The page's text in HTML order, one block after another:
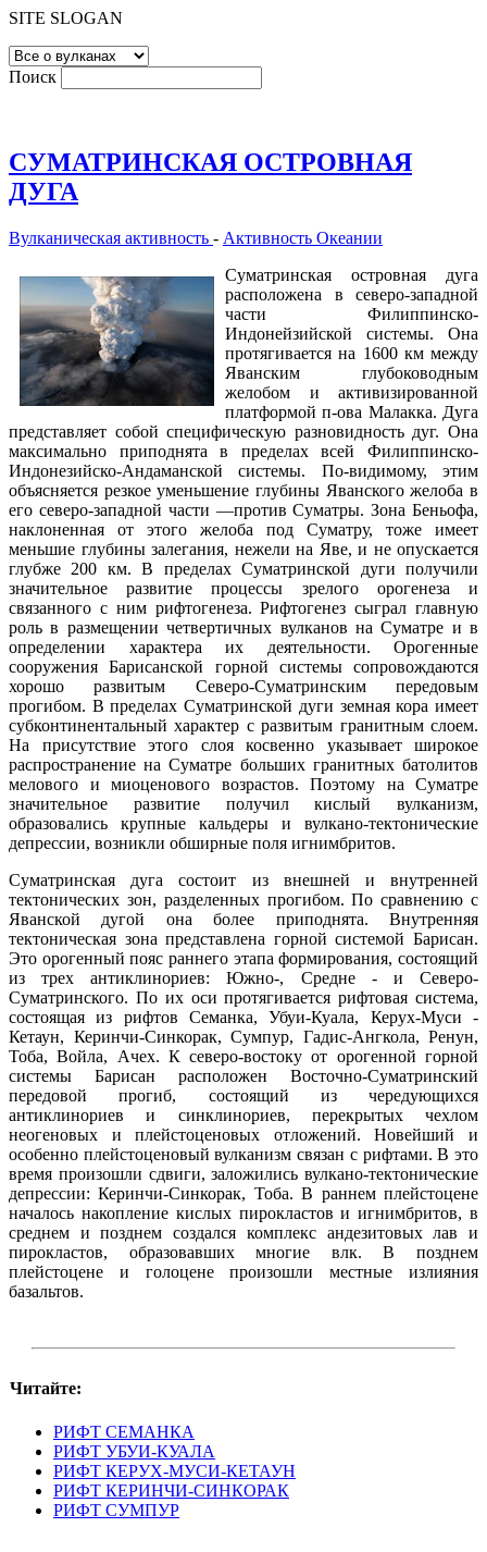
SITE SLOGAN
Поиск
СУМАТРИНСКАЯ ОСТРОВНАЯ
ДУГА
Вулканическая активность - Активность Океании
Суматринская островная дуга
расположена в северо-западной
части Филиппинско-
Индонейзийской системы. Она
протягивается на 1600 км между
Яванским глубоководным
желобом и активизированной
платформой п-ова Малакка. Дуга
представляет собой специфическую разновидность дуг. Она
максимально приподнята в пределах всей Филиппинско-
Индонезийско-Андаманской системы. По-видимому, этим
объясняется резкое уменьшение глубины Яванского желоба в
его северо-западной части —против Суматры. Зона Беньофа,
наклоненная от этого желоба под Суматру, тоже имеет
меньшие глубины залегания, нежели на Яве, и не опускается
глубже 200 км. В пределах Суматринской дуги получили
значительное развитие процессы зрелого орогенеза и
связанного с ним рифтогенеза. Рифтогенез сыграл главную
роль в размещении четвертичных вулканов на Суматре и в
определении характера их деятельности. Орогенные
сооружения Барисанской горной системы сопровождаются
хорошо развитым Северо-Суматринским передовым
прогибом. В пределах Суматринской дуги земная кора имеет
субконтинентальный характер с развитым гранитным слоем.
На присутствие этого слоя косвенно указывает широкое
распространение на Суматре больших гранитных батолитов
мелового и миоценового возрастов. Поэтому на Суматре
значительное развитие получил кислый вулканизм,
образовались крупные кальдеры и вулкано-тектонические
депрессии, возникли обширные поля игнимбритов.
Суматринская дуга состоит из внешней и внутренней
тектонических зон, разделенных прогибом. По сравнению с
Яванской дугой она более приподнята. Внутренняя
тектоническая зона представлена горной системой Барисан.
Это орогенный пояс раннего этапа формирования, состоящий
из трех антиклинориев: Южно-, Средне - и Северо-
Суматринского. По их оси протягивается рифтовая система,
состоящая из рифтов Семанка, Убуи-Куала, Керух-Муси -
Кетаун, Керинчи-Синкорак, Сумпур, Гадис-Ангкола, Ренун,
Тоба, Войла, Ачех. К северо-востоку от орогенной горной
системы Барисан расположен Восточно-Суматринский
передовой прогиб, состоящий из чередующихся
антиклинориев и синклинориев, перекрытых чехлом
неогеновых и плейстоценовых отложений. Новейший и
особенно плейстоценовый вулканизм связан с рифтами. В это
время произошли сдвиги, заложились вулкано-тектонические
депрессии: Керинчи-Синкорак, Тоба. В раннем плейстоцене
началось накопление кислых пирокластов и игнимбритов, в
среднем и позднем создался комплекс андезитовых лав и
пирокластов, образовавших многие влк. В позднем
плейстоцене и голоцене произошли местные излияния
базальтов.
Читайте:
РИФТ СЕМАНКА
РИФТ УБУИ-КУАЛА
РИФТ КЕРУХ-МУСИ-КЕТАУН
РИФТ КЕРИНЧИ-СИНКОРАК
РИФТ СУМПУР